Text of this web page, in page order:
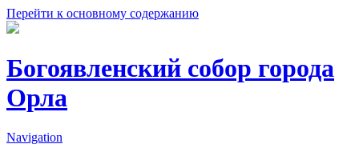
Перейти к основному содержанию
Богоявленский собор города
Орла
Navigation